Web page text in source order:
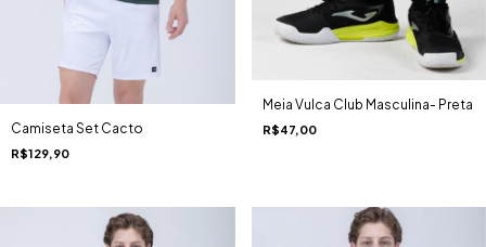
Camiseta Set Cacto
R$129,90
Meia Vulca Club Masculina- Preta
R$47,00